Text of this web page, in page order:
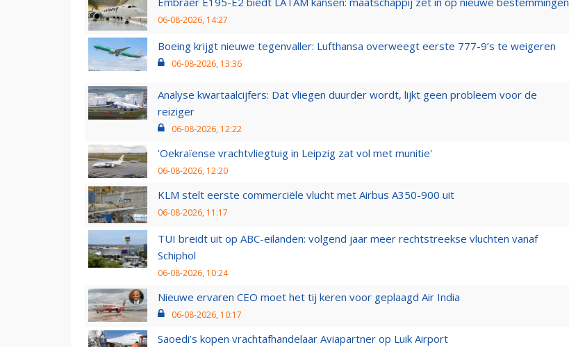
06-08-2026, 14:27
Boeing krijgt nieuwe tegenvaller: Lufthansa overweegt eerste 777-9’s te weigeren
06-08-2026, 13:36
Analyse kwartaalcijfers: Dat vliegen duurder wordt, lijkt geen probleem voor de
reiziger
06-08-2026, 12:22
'Oekraïense vrachtvliegtuig in Leipzig zat vol met munitie'
06-08-2026, 12:20
KLM stelt eerste commerciële vlucht met Airbus A350-900 uit
06-08-2026, 11:17
TUI breidt uit op ABC-eilanden: volgend jaar meer rechtstreekse vluchten vanaf
Schiphol
06-08-2026, 10:24
Nieuwe ervaren CEO moet het tij keren voor geplaagd Air India
06-08-2026, 10:17
Saoedi’s kopen vrachtafhandelaar Aviapartner op Luik Airport